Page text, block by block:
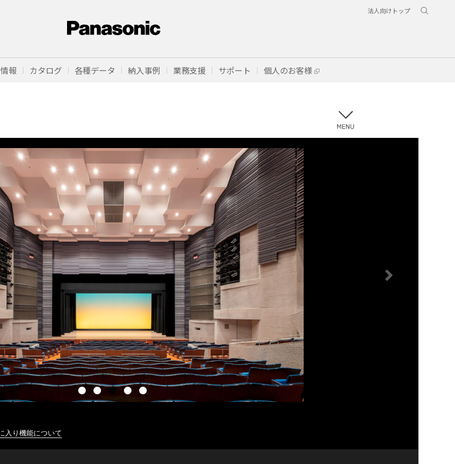
法人向けトップ
報 カタログ 各種データ 納入事例 業務支援 サポート 個人のお客様
入り機能について